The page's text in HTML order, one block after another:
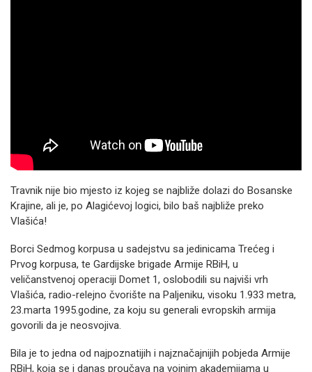
Travnik nije bio mjesto iz kojeg se najbliže dolazi do Bosanske
Krajine, ali je, po Alagićevoj logici, bilo baš najbliže preko
Vlašića!
Borci Sedmog korpusa u sadejstvu sa jedinicama Trećeg i
Prvog korpusa, te Gardijske brigade Armije RBiH, u
veličanstvenoj operaciji Domet 1, oslobodili su najviši vrh
Vlašića, radio-relejno čvorište na Paljeniku, visoku 1.933 metra,
23.marta 1995.godine, za koju su generali evropskih armija
govorili da je neosvojiva.
Bila je to jedna od najpoznatijih i najznačajnijih pobjeda Armije
RBiH, koja se i danas proučava na vojnim akademijama u